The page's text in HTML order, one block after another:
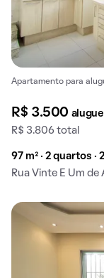
Apartamento para
R$ 3.500 aluguel
R$ 3.806 total
97 m² · 2 quartos ·
Rua Vinte E Um de